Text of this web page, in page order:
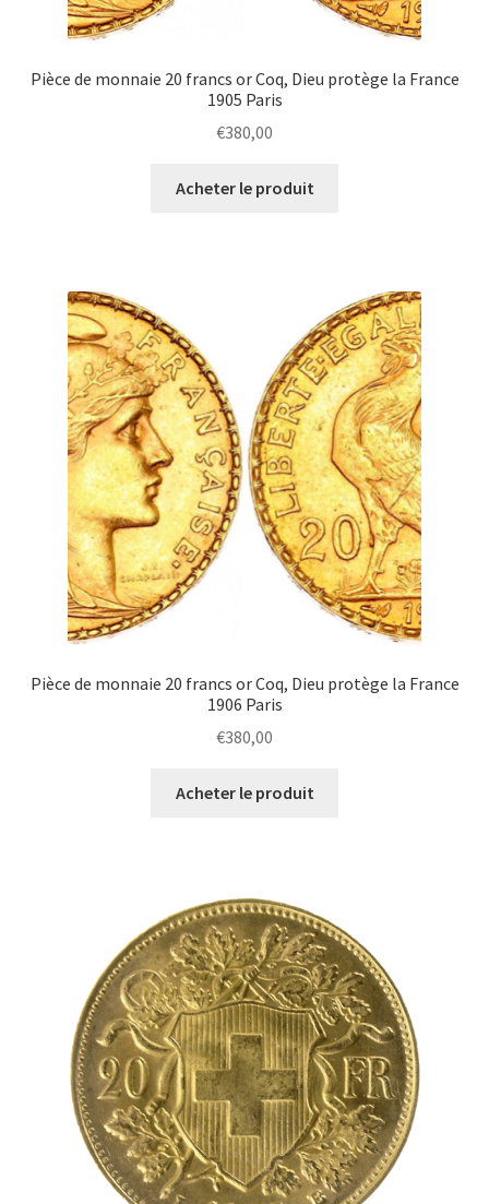
Pièce de monnaie 20 francs or Coq, Dieu protège la France
1905 Paris
€380,00
Acheter le produit
Pièce de monnaie 20 francs or Coq, Dieu protège la France
1906 Paris
€380,00
Acheter le produit